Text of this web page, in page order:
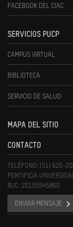
FACEBOOK DEL CIAC
SERVICIOS PUCP
CAMPUS VIRTUAL
BIBLIOTECA
SERVICIO DE SALUD
MAPA DEL SITIO
CONTACTO
TELÉFONO: (51) 626-
PONTIFICIA
RUC: 20155945860
ENVIAR MENSAJE